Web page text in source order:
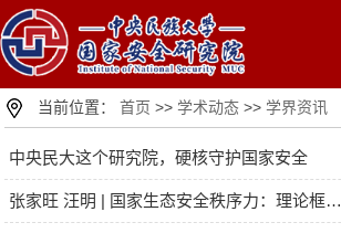
当前位置：首页 >>学术动态 >>学界资讯
中央民大这个研究院，硬核守护国家安全
张家旺 汪明 | 国家生态安全秩序力：理论框架与治理模式